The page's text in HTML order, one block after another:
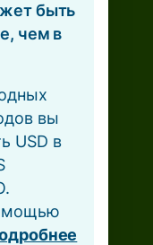
быть
чем в
вы
USD в